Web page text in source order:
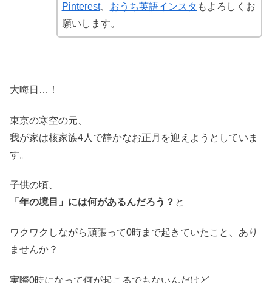
Pinterest、 おうち英語インスタ もよろしくお
願いします。
大晦日…！
東京の寒空の元、
我が家は核家族4人で静かなお正月を迎えようとしていま
す。
子供の頃、
「年の境目」には何があるんだろう？ と
ワクワクしながら頑張って0時まで起きていたこと、あり
ませんか？
実際0時になって何が起こるでもないんだけど